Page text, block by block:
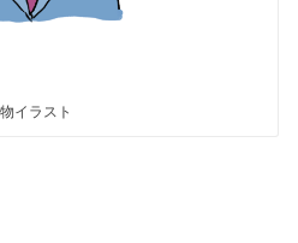
イラスト